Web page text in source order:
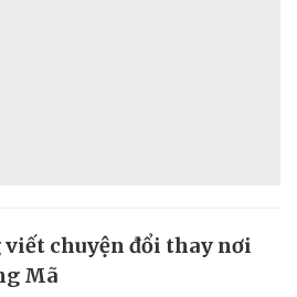
viết chuyện đổi thay nơi
Mã